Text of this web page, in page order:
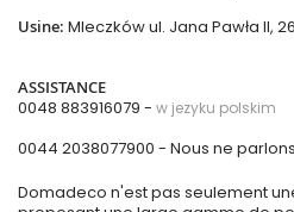
Usine: Mleczków ul. Jana Pawła II,
ASSISTANCE
0048 883916079 - w jezyku polskim
0044 2038077900 - Nous ne
Domadeco n'est pas seulement